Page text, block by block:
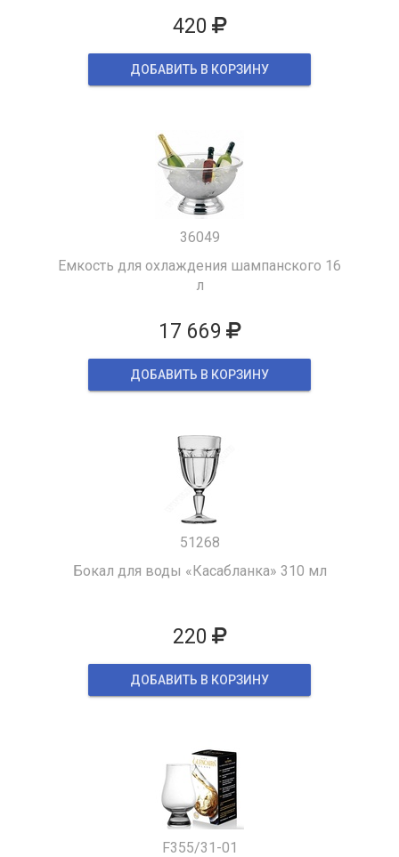
420
ДОБАВИТЬ В КОРЗИНУ
36049
Емкость для охлаждения шампанского 16
л
17 669
ДОБАВИТЬ В КОРЗИНУ
51268
Бокал для воды «Касабланка» 310 мл
220
ДОБАВИТЬ В КОРЗИНУ
F355/31-01